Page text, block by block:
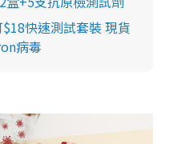
快速測試套裝 現貨
病毒